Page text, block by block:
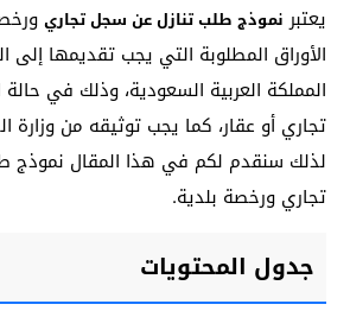
يعتبر نموذج طلب تنازل عن سجل تجاري
الأوراق المطلوبة التي يجب تقديمها إلى
المملكة العربية السعودية، وذلك في
تجاري أو عقار، كما يجب توثيقه من وزارة
لذلك سنقدم لكم في هذا المقال نموذج
تجاري ورخصة بلدية.
جدول المحتويات